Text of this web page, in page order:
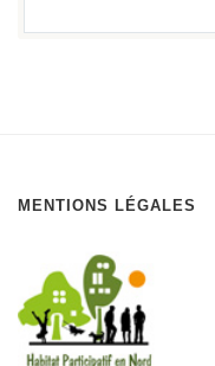
MENTIONS LÉGALES